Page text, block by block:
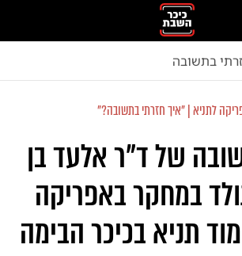
בתשובה
לתניא | "איך חזרתי בתשובה?"
של ד"ר אלעד בן
במחקר באפריקה
תניא בכיכר הבימה